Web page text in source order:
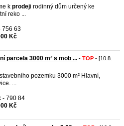
k prodeji rodinný dům určený ke
reko ...
756 63
Kč
parcela 3000 m² s mob ... - TOP - [10.8.
stavebního pozemku 3000 m² Hlavní,
...
- 790 84
Kč